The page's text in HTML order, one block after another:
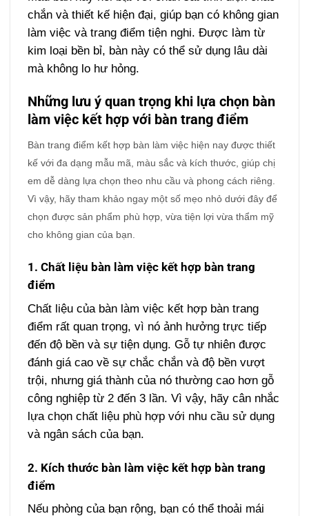
chắn và thiết kế hiện đại, giúp bạn có không gian
làm việc và trang điểm tiện nghi. Được làm từ
kim loại bền bỉ, bàn này có thể sử dụng lâu dài
mà không lo hư hỏng.
Những lưu ý quan trọng khi lựa chọn bàn
làm việc kết hợp với bàn trang điểm
Bàn trang điểm kết hợp bàn làm việc hiện nay được thiết
kế với đa dạng mẫu mã, màu sắc và kích thước, giúp chị
em dễ dàng lựa chọn theo nhu cầu và phong cách riêng.
Vì vậy, hãy tham khảo ngay một số mẹo nhỏ dưới đây để
chọn được sản phẩm phù hợp, vừa tiện lợi vừa thẩm mỹ
cho không gian của bạn.
1. Chất liệu bàn làm việc kết hợp bàn trang
điểm
Chất liệu của bàn làm việc kết hợp bàn trang
điểm rất quan trọng, vì nó ảnh hưởng trực tiếp
đến độ bền và sự tiện dụng. Gỗ tự nhiên được
đánh giá cao về sự chắc chắn và độ bền vượt
trội, nhưng giá thành của nó thường cao hơn gỗ
công nghiệp từ 2 đến 3 lần. Vì vậy, hãy cân nhắc
lựa chọn chất liệu phù hợp với nhu cầu sử dụng
và ngân sách của bạn.
2. Kích thước bàn làm việc kết hợp bàn trang
điểm
Nếu phòng của bạn rộng, bạn có thể thoải mái